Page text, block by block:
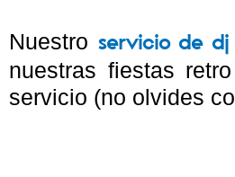
Nuestro servicio de
nuestras fiestas
servicio (no olvides